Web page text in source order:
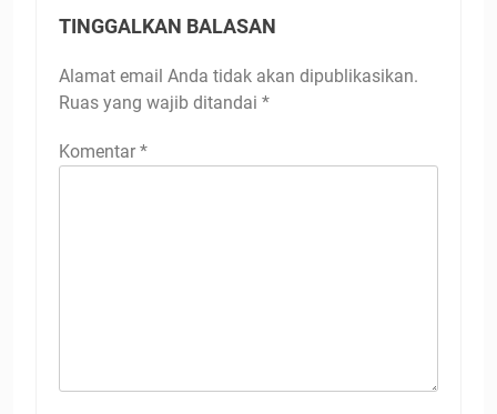
TINGGALKAN BALASAN
Alamat email Anda tidak akan dipublikasikan.
Ruas yang wajib ditandai *
Komentar *